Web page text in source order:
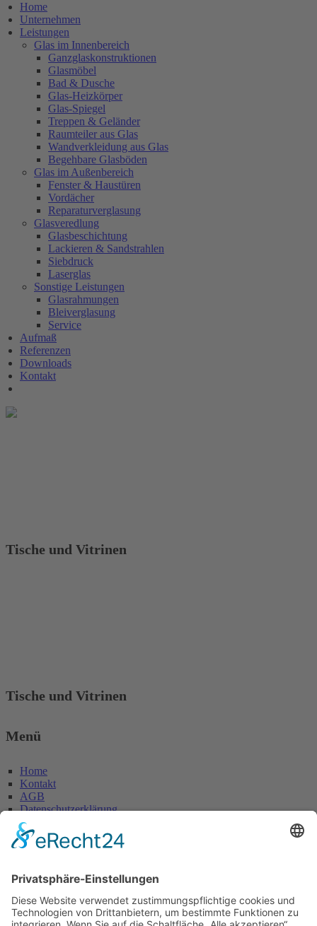
Home
Unternehmen
Leistungen
Glas im Innenbereich
Ganzglaskonstruktionen
Glasmöbel
Bad & Dusche
Glas-Heizkörper
Glas-Spiegel
Treppen & Geländer
Raumteiler aus Glas
Wandverkleidung aus Glas
Begehbare Glasböden
Glas im Außenbereich
Fenster & Haustüren
Vordächer
Reparaturverglasung
Glasveredlung
Glasbeschichtung
Lackieren & Sandstrahlen
Siebdruck
Laserglas
Sonstige Leistungen
Glasrahmungen
Bleiverglasung
Service
Aufmaß
Referenzen
Downloads
Kontakt
Tische und Vitrinen
Tische und Vitrinen
Menü
Home
Kontakt
AGB
Datenschutzerklärung
Impressum
Max-Holder-Straße 13
60437 Frankfurt/M.